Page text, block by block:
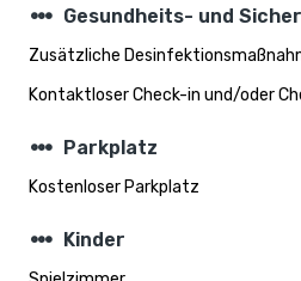
steppers Gesundheits- und
Zusätzliche
Kontaktloser Check-in und/oder
steppers Parkplatz
Kostenloser Parkplatz
steppers Kinder